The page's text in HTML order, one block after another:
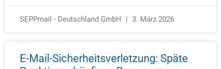
SEPPmail - Deutschland GmbH 3. März 2026
E-Mail-Sicherheitsverletzung: Späte